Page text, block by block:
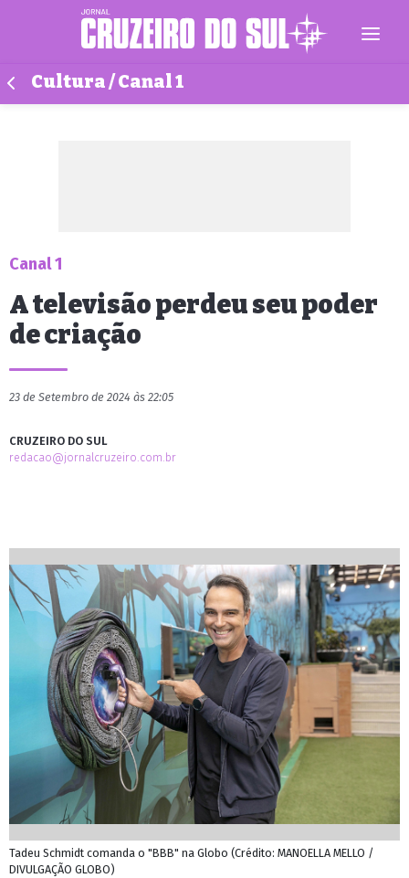
Cultura / Canal 1
Canal 1
A televisão perdeu seu poder
de criação
23 de Setembro de 2024 às 22:05
CRUZEIRO DO SUL
redacao@jornalcruzeiro.com.br
Tadeu Schmidt comanda o "BBB" na Globo (Crédito: MANOELLA MELLO /
DIVULGAÇÃO GLOBO)